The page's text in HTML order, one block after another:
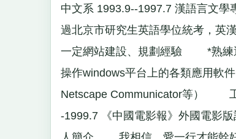
中文系 1993.9--1997.7 漢語言
過北京市研究生英語學位統考，
一定網站建設、規劃經驗 *熟練
操作windows平台上的各類應用
Netscape Communicator等）
-1999.7 《中國電影報》外國電